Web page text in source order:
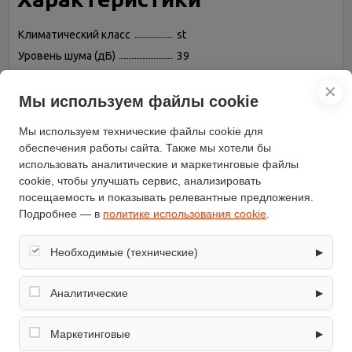
Климатический класс
st
Уровень шума (дБ)
39
Цвет
серебристый
Глубина (см)
Ширина (см)
39.5
Бренд
Cold Vine
Высота (см)
87
Количество дверей
Хладагент
R600a (изобутан)
Количество камер
Общий объем (л)
70
Дополнительные
возможности
✕
Мы используем файлы cookie
Мы используем технические файлы cookie для
обеспечения работы сайта. Также мы хотели бы
использовать аналитические и маркетинговые файлы
cookie, чтобы улучшать сервис, анализировать
посещаемость и показывать релевантные предложения.
Подробнее — в политике использования cookie
Необходимые (технические) ▶
Обеспечивают корректную работу сайта: оформление
заказа, корзина, вход в личный кабинет. Без них основные
Аналитические ▶
Собирают обезличенную информацию о посещениях и
использовании сайта (например, счётчики аналитики),
Маркетинговые ▶